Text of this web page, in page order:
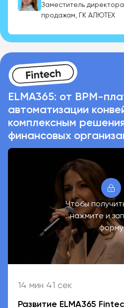
Заместитель
продажам, ГК АЛЮТЕХ
ELMA365: от BPM-
автоматизации
комплексным
финансовых
Чтобы
нажмите и
форму
14 мин 41 сек
Развитие ELMA365